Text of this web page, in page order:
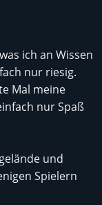
ich an Wissen
nur riesig.
Mal meine
nur Spaß
und
Spielern